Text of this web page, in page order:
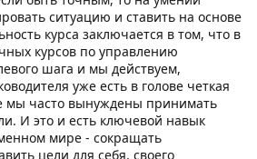
ситуацию и ставить на основе
курса заключается в том, что в
курсов по управлению
шага и мы действуем,
уже есть в голове четкая
мы часто вынуждены принимать
И это и есть ключевой навык
мире - сокращать
цели для себя, своего